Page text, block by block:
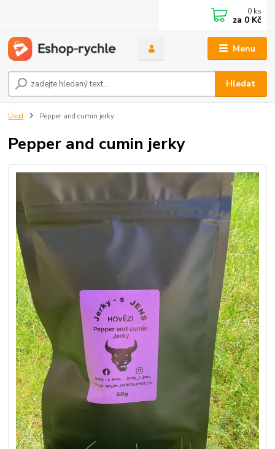
Menu
Hledat
0 ks
za 0 Kč
Úvod Pepper and cumin jerky
Pepper and cumin jerky